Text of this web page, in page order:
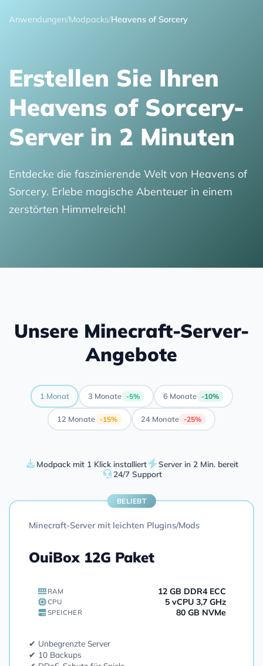
Anwendungen/Modpacks/Heavens of Sorcery
Erstellen Sie Ihren
Heavens of Sorcery-
Server in 2 Minuten
Entdecke die faszinierende Welt von Heavens of
Sorcery. Erlebe magische Abenteuer in einem
zerstörten Himmelreich!
Unsere Minecraft-Server-
Angebote
1 Monat 3 Monate -5% 6 Monate -10%
12 Monate -15% 24 Monate -25%
Modpack mit 1 Klick installiert
Server in 2 Min. bereit
24/7 Support
BELIEBT
Minecraft-Server mit leichten Plugins/Mods
OuiBox 12G Paket
RAM 12 GB DDR4 ECC
CPU 5 vCPU 3,7 GHz
SPEICHER 80 GB NVMe
✔ Unbegrenzte Server
✔ 10 Backups